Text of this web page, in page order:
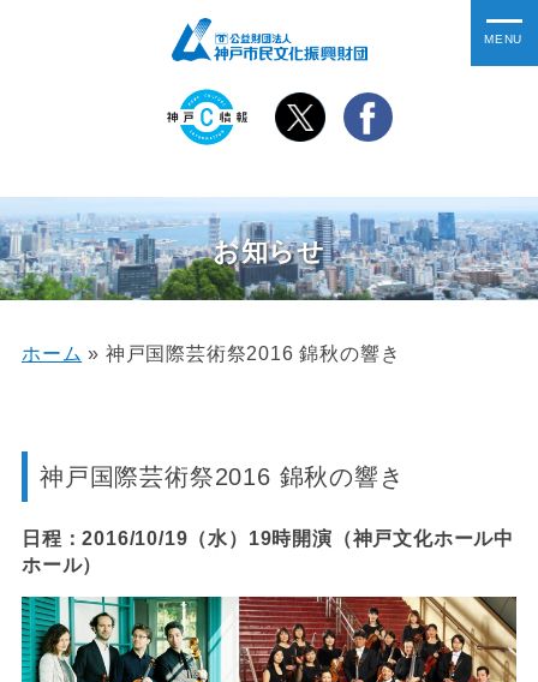
お知らせ
ホーム » 神戸国際芸術祭2016 錦秋の響き
神戸国際芸術祭2016 錦秋の響き
日程：2016/10/19（水）19時開演（神戸文化ホール中
ホール）